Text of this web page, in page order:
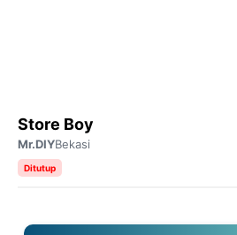
Store Boy
Mr.DIYBekasi
Ditutup